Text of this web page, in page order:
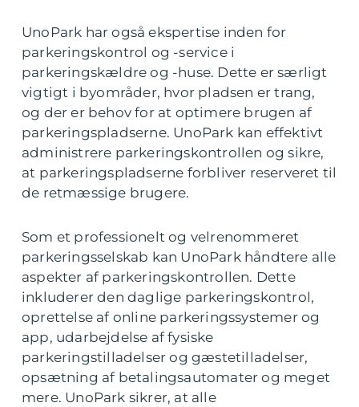
UnoPark har også ekspertise inden for
parkeringskontrol og -service i
parkeringskældre og -huse. Dette er særligt
vigtigt i byområder, hvor pladsen er trang,
og der er behov for at optimere brugen af
parkeringspladserne. UnoPark kan effektivt
administrere parkeringskontrollen og sikre,
at parkeringspladserne forbliver reserveret til
de retmæssige brugere.
Som et professionelt og velrenommeret
parkeringsselskab kan UnoPark håndtere alle
aspekter af parkeringskontrollen. Dette
inkluderer den daglige parkeringskontrol,
oprettelse af online parkeringssystemer og
app, udarbejdelse af fysiske
parkeringstilladelser og gæstetilladelser,
opsætning af betalingsautomater og meget
mere. UnoPark sikrer, at alle